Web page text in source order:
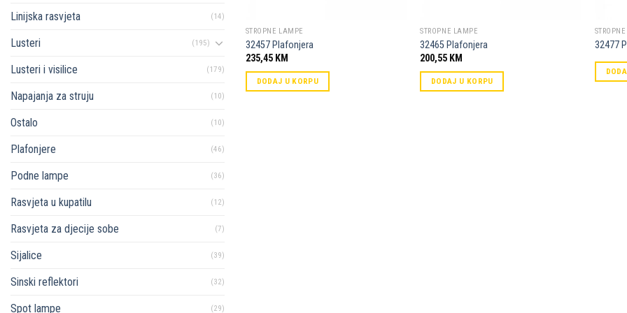
Linijska rasvjeta (14)
Lusteri (195)
Lusteri i visilice (179)
Napajanja za struju (10)
Ostalo (10)
Plafonjere (46)
Podne lampe (36)
Rasvjeta u kupatilu (12)
Rasvjeta za djecije sobe (7)
Sijalice (39)
Sinski reflektori (32)
Spot lampe (29)
STROPNE LAMPE
32457 Plafonjera
235,45 KM
DODAJ U KORPU
STROPNE LAMPE
32465 Plafonjera
200,55 KM
DODAJ U KORPU
32477